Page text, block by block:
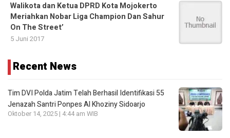
Walikota dan Ketua DPRD Kota Mojokerto
Meriahkan Nobar Liga Champion Dan Sahur
On The Street’
5 Juni 2017
Recent News
Tim DVI Polda Jatim Telah Berhasil Identifikasi 55
Jenazah Santri Ponpes Al Khoziny Sidoarjo
Oktober 14, 2025 | 4:44 am WIB